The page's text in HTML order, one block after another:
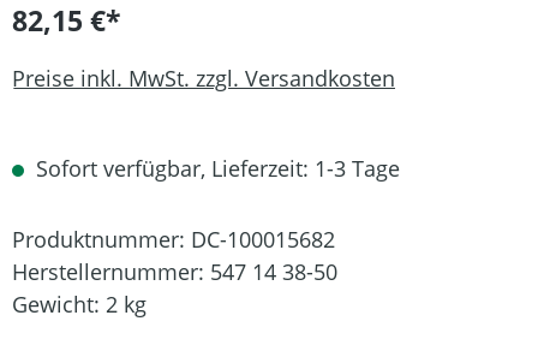
82,15 €*
Preise inkl. MwSt. zzgl. Versandkosten
Sofort verfügbar, Lieferzeit: 1-3 Tage
Produktnummer: DC-100015682
Herstellernummer: 547 14 38-50
Gewicht: 2 kg